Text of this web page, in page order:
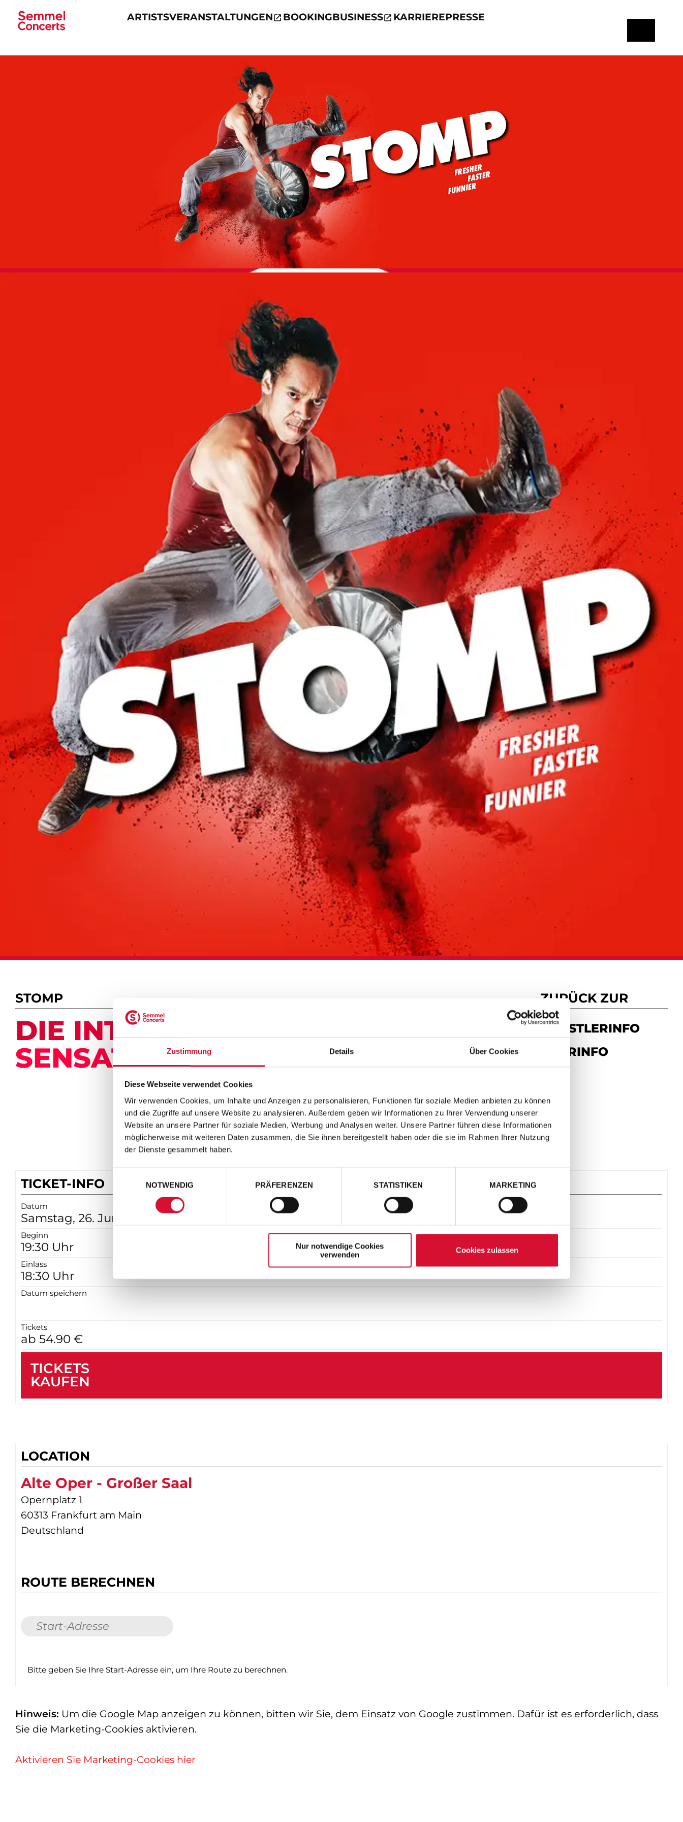
Zustimmung Details Über Cookies
Diese Webseite verwendet Cookies
Wir verwenden Cookies, um Inhalte und Anzeigen zu personalisieren, Funktionen für soziale Medien anbieten zu können
und die Zugriffe auf unsere Website zu analysieren. Außerdem geben wir Informationen zu Ihrer Verwendung unserer
Website an unsere Partner für soziale Medien, Werbung und Analysen weiter. Unsere Partner führen diese Informationen
möglicherweise mit weiteren Daten zusammen, die Sie ihnen bereitgestellt haben oder die sie im Rahmen Ihrer Nutzung
der Dienste gesammelt haben.
NOTWENDIG
PRÄFERENZEN STATISTIKEN MARKETING
Nur notwendige Cookies
verwenden
Cookies zulassen
ARTISTSVERANSTALTUNGEN BOOKINGBUSINESS KARRIEREPRESSE
STOMP
DIE IN­TER­NA­TIO­NA­LE THEA­TER­
SEN­SA­TI­ON KEHRT ZURÜCK!
ZURÜCK ZUR
KÜNSTLERINFO
TOURINFO
TICKET-INFO
Datum
Samstag, 26. Juni 2027
Beginn
19:30 Uhr
Einlass
18:30 Uhr
Datum speichern
Tickets
ab 54.90 €
TICKETS
KAUFEN
LOCATION
Alte Oper - Großer Saal
Opernplatz 1
60313 Frankfurt am Main
Deutschland
ROUTE BERECHNEN
Bitte geben Sie Ihre Start-Adresse ein, um Ihre Route zu berechnen.
Hinweis: Um die Google Map anzeigen zu können, bitten wir Sie, dem Einsatz von Google zustimmen. Dafür ist es erforderlich, dass
Sie die Marketing-Cookies aktivieren.
Aktivieren Sie Marketing-Cookies hier